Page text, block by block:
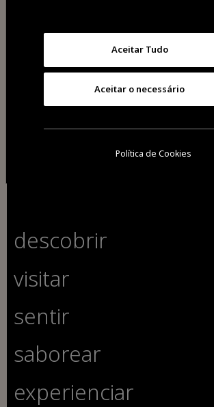
2026 Todos os direitos reservados
descobrir
visitar
sentir
saborear
experienciar
Aceitar Tudo
Aceitar o necessário
Política de Cookies